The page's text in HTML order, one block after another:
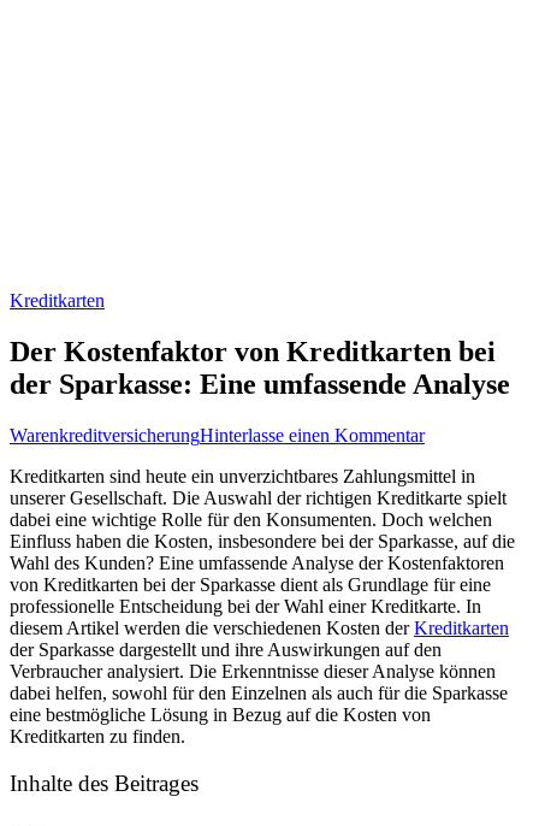
Kreditkarten
Der Kostenfaktor von Kreditkarten bei
der Sparkasse: Eine umfassende Analyse
WarenkreditversicherungHinterlasse einen Kommentarzu
Kostenfaktor
von
Kreditkarten
bei
der
Sparkasse:
Eine
umfassende
Analyse
Kreditkarten ‌sind heute⁢ ein unverzichtbares⁤ Zahlungsmittel in⁤
unserer Gesellschaft. Die Auswahl ‍der richtigen⁤ Kreditkarte spielt
dabei eine wichtige‌ Rolle für den Konsumenten.⁣ Doch ‍welchen
Einfluss ‌haben die ⁢Kosten, ⁢insbesondere bei der Sparkasse, ​auf die ​
Wahl des Kunden? Eine umfassende Analyse der Kostenfaktoren⁣
von Kreditkarten bei der Sparkasse dient als Grundlage für ⁣eine
professionelle Entscheidung ⁤bei der Wahl einer Kreditkarte. In
diesem Artikel werden‌ die verschiedenen Kosten ​derKreditkarten
der Sparkasse dargestellt‌ und⁤ ihre Auswirkungen auf den ​
Verbraucher analysiert.‌ Die Erkenntnisse dieser Analyse können​
dabei ‍helfen, sowohl für den Einzelnen als auch für die Sparkasse
eine bestmögliche Lösung ⁤in‍ Bezug auf⁣ die⁤ Kosten von
Kreditkarten zu finden.
Inhalte des Beitrages